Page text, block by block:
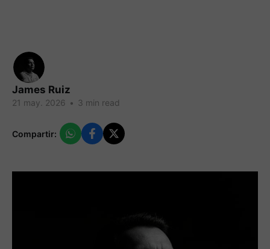
James Ruiz
21 may. 2026 • 3 min read
Compartir: